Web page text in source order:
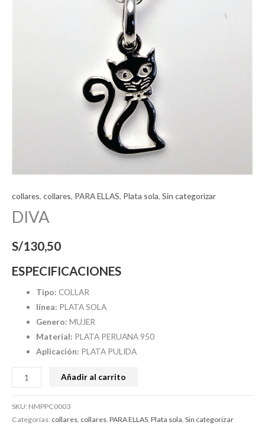
collares, collares, PARA ELLAS, Plata sola, Sin categorizar
DIVA
S/130,50
ESPECIFICACIONES
Tipo: COLLAR
línea: PLATA SOLA
Genero: MUJER
Material: PLATA PERUANA 950
Aplicación: PLATA PULIDA
Añadir al carrito
SKU: NMPPC0003
Categorías: collares collares PARA ELLAS Plata sola Sin categorizar